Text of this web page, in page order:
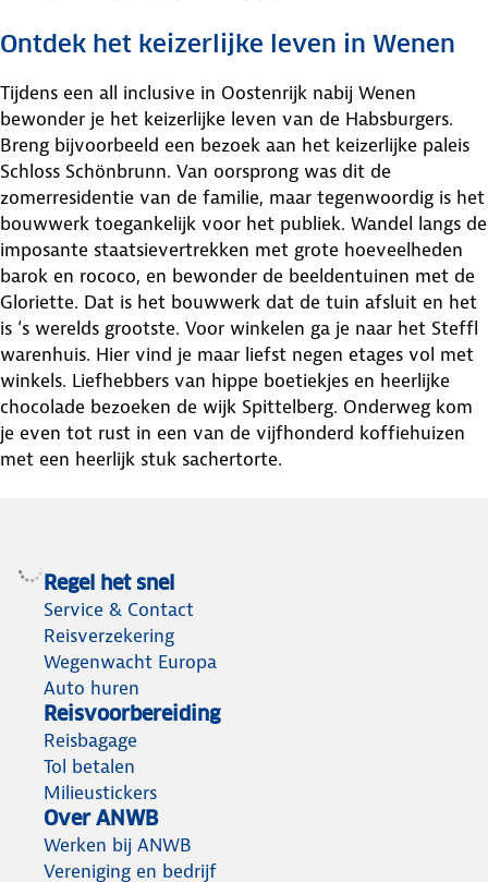
Ontdek het keizerlijke leven in Wenen
Tijdens een all inclusive in Oostenrijk nabij Wenen
bewonder je het keizerlijke leven van de Habsburgers.
Breng bijvoorbeeld een bezoek aan het keizerlijke paleis
Schloss Schönbrunn. Van oorsprong was dit de
zomerresidentie van de familie, maar tegenwoordig is het
bouwwerk toegankelijk voor het publiek. Wandel langs de
imposante staatsievertrekken met grote hoeveelheden
barok en rococo, en bewonder de beeldentuinen met de
Gloriette. Dat is het bouwwerk dat de tuin afsluit en het
is ‘s werelds grootste. Voor winkelen ga je naar het Steffl
warenhuis. Hier vind je maar liefst negen etages vol met
winkels. Liefhebbers van hippe boetiekjes en heerlijke
chocolade bezoeken de wijk Spittelberg. Onderweg kom
je even tot rust in een van de vijfhonderd koffiehuizen
met een heerlijk stuk sachertorte.
Regel het snel
Service & Contact
Reisverzekering
Wegenwacht Europa
Auto huren
Reisvoorbereiding
Reisbagage
Tol betalen
Milieustickers
Over ANWB
Werken bij ANWB
Vereniging en bedrijf